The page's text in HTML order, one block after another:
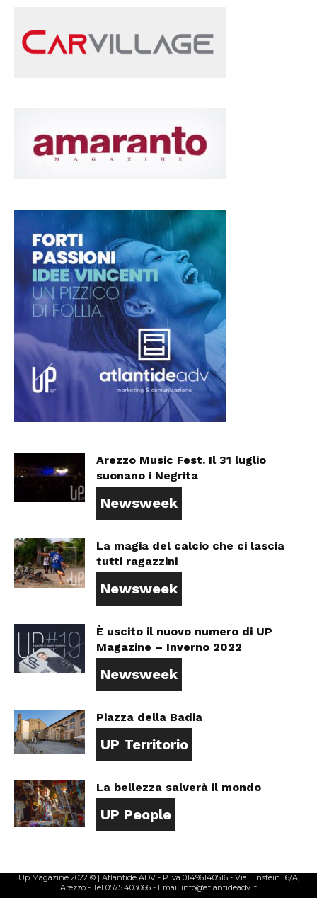
Arezzo Music Fest. Il 31 luglio
suonano i Negrita
Newsweek
La magia del calcio che ci lascia
tutti ragazzini
Newsweek
È uscito il nuovo numero di UP
Magazine – Inverno 2022
Newsweek
Piazza della Badia
UP Territorio
La bellezza salverà il mondo
UP People
Up Magazine 2022 © | Atlantide ADV - P.Iva 01496140516 - Via Einstein 16/A,
Arezzo - Tel 0575.403066 - Email info@atlantideadv.it